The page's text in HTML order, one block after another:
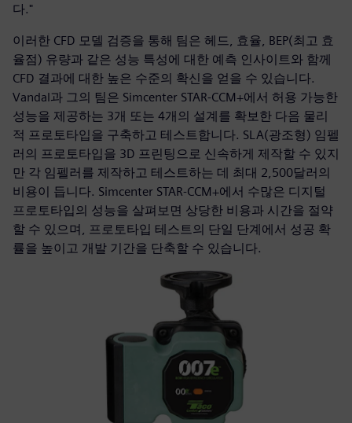
다."
이러한 CFD 모델 검증을 통해 팀은 헤드, 효율, BEP(최고 효
율점) 유량과 같은 성능 특성에 대한 예측 인사이트와 함께
CFD 결과에 대한 높은 수준의 확신을 얻을 수 있습니다.
Vandal과 그의 팀은 Simcenter STAR-CCM+에서 허용 가능한
성능을 제공하는 3개 또는 4개의 설계를 확보한 다음 물리
적 프로토타입을 구축하고 테스트합니다. SLA(광조형) 임펠
러의 프로토타입을 3D 프린팅으로 신속하게 제작할 수 있지
만 각 임펠러를 제작하고 테스트하는 데 최대 2,500달러의
비용이 듭니다. Simcenter STAR-CCM+에서 수많은 디지털
프로토타입의 성능을 살펴보면 상당한 비용과 시간을 절약
할 수 있으며, 프로토타입 테스트의 단일 단계에서 성공 확
률을 높이고 개발 기간을 단축할 수 있습니다.